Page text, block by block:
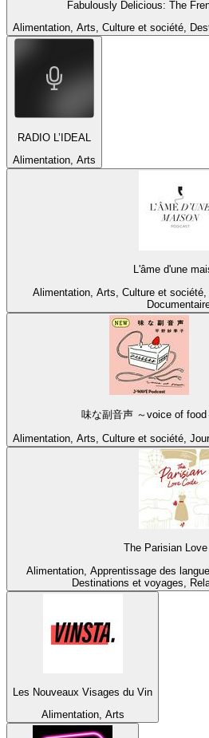
Fabulously Delicious: The
Alimentation, Arts, Culture et société,
RADIO L’IDEAL
Alimentation, Arts
L'âme d'une
Alimentation, Arts, Culture et société,
味な副音声 ～voice of food
Alimentation, Arts, Culture et société,
The Parisian Love
Alimentation, Apprentissage des
Destinations et voyages,
Les Nouveaux Visages du Vin
Alimentation, Arts